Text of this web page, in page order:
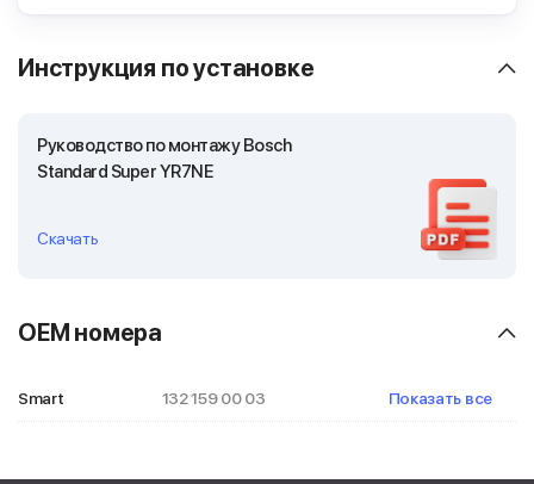
Инструкция по установке
Руководство по монтажу Bosch
Standard Super YR7NE
Скачать
OEM номера
Smart
132 159 00 03
132 159 02 03
Показать все